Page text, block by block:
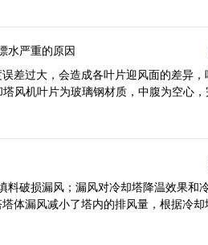
水严重的原因
差过大，会造成各叶片迎风面的差异
风机叶片为玻璃钢材质，中腹为空心
料破损漏风；漏风对冷却塔降温效果和
体漏风减小了塔内的排风量，根据冷却